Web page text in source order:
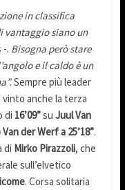
in classifica
vantaggio siano un
-. Bisogna però stare
e il caldo è un
Sempre più leader
anche la terza
di 16’09”su Juul Van
Van der Werf a 25’18”.
di Mirko Pirazzoli, che
sull’elvetico
. Corsa solitaria